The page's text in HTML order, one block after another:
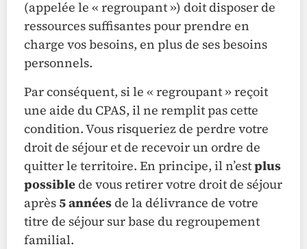
(appelée le « regroupant ») doit disposer de
ressources suffisantes pour prendre en
charge vos besoins, en plus de ses besoins
personnels.
Par conséquent, si le « regroupant » reçoit
une aide du CPAS, il ne remplit pas cette
condition. Vous risqueriez de perdre votre
droit de séjour et de recevoir un ordre de
quitter le territoire. En principe, il n’estplus
possiblede vous retirer votre droit de séjour
après5 annéesde la délivrance de votre
titre de séjour sur base du regroupement
familial.